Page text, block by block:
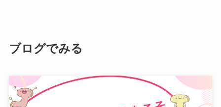
ブログでみる